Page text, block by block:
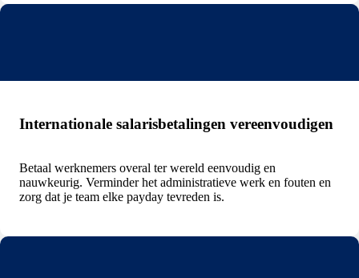
Internationale salarisbetalingen vereenvoudigen
Betaal werknemers overal ter wereld eenvoudig en
nauwkeurig. Verminder het administratieve werk en fouten en
zorg dat je team elke payday tevreden is.